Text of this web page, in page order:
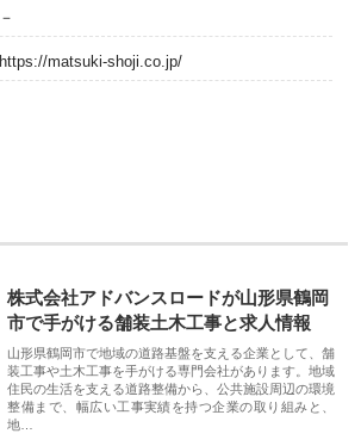
－
https://matsuki-shoji.co.jp/
株式会社アドバンスロードが山形県鶴岡
市で手がける舗装土木工事と求人情報
山形県鶴岡市で地域の道路基盤を支える企業として、舗
装工事や土木工事を手がける専門会社があります。地域
住民の生活を支える道路整備から、公共施設周辺の環境
整備まで、幅広い工事実績を持つ企業の取り組みと、
地…